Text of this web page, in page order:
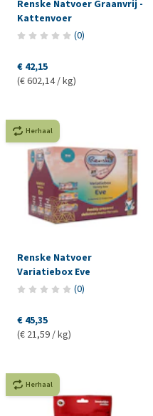
Renske Natvoer Graanvrij -
Kattenvoer
(0)
€ 42,15
(€ 602,14 / kg)
Herhaal
Renske Natvoer
Variatiebox Eve
(0)
€ 45,35
(€ 21,59 / kg)
Herhaal